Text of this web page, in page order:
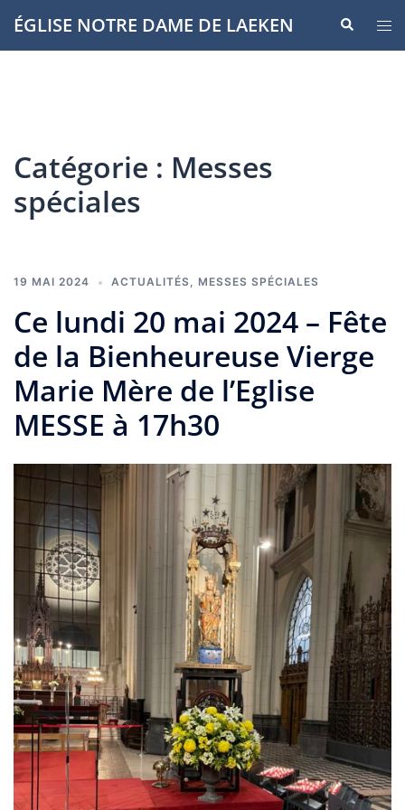
Aller
auÉGLISE NOTRE DAME DE LAEKEN
le
Catégorie : Messes
spéciales
19 MAI 2024 ACTUALITÉS, MESSES SPÉCIALES
Ce lundi 20 mai 2024 – Fête
de la Bienheureuse Vierge
Marie Mère de l’Eglise
MESSE à 17h30